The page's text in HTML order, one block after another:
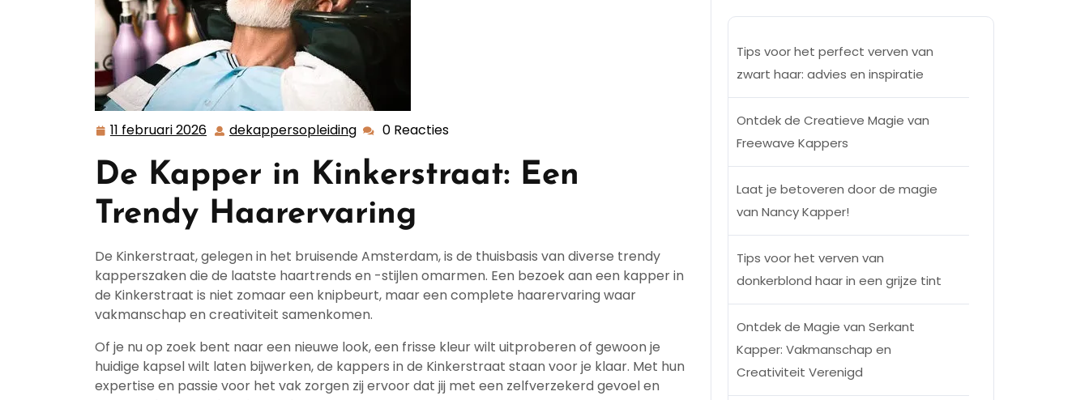
11 februari 2026 11
2026
dekappersopleiding dekappersopleiding
0 Reacties
De Kapper in Kinkerstraat: Een
Trendy Haarervaring
De Kinkerstraat, gelegen in het bruisende Amsterdam, is de thuisbasis van diverse trendy
kapperszaken die de laatste haartrends en -stijlen omarmen. Een bezoek aan een kapper in
de Kinkerstraat is niet zomaar een knipbeurt, maar een complete haarervaring waar
vakmanschap en creativiteit samenkomen.
Of je nu op zoek bent naar een nieuwe look, een frisse kleur wilt uitproberen of gewoon je
huidige kapsel wilt laten bijwerken, de kappers in de Kinkerstraat staan voor je klaar. Met hun
expertise en passie voor het vak zorgen zij ervoor dat jij met een zelfverzekerd gevoel en
Tips voor het perfect verven van
zwart haar: advies en inspiratie
Ontdek de Creatieve Magie van
Freewave Kappers
Laat je betoveren door de magie
van Nancy Kapper!
Tips voor het verven van
donkerblond haar in een grijze tint
Ontdek de Magie van Serkant
Kapper: Vakmanschap en
Creativiteit Verenigd